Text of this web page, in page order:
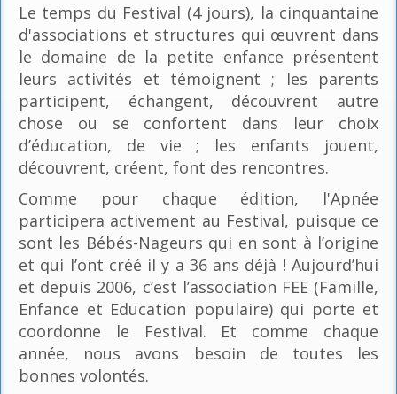
Le temps du Festival (4 jours), la cinquantaine
d'associations et structures qui œuvrent dans
le domaine de la petite enfance présentent
leurs activités et témoignent ; les parents
participent, échangent, découvrent autre
chose ou se confortent dans leur choix
d’éducation, de vie ; les enfants jouent,
découvrent, créent, font des rencontres.
Comme pour chaque édition, l'Apnée
participera activement au Festival, puisque ce
sont les Bébés-Nageurs qui en sont à l’origine
et qui l’ont créé il y a 36 ans déjà ! Aujourd’hui
et depuis 2006, c’est l’association FEE (Famille,
Enfance et Education populaire) qui porte et
coordonne le Festival. Et comme chaque
année, nous avons besoin de toutes les
bonnes volontés.